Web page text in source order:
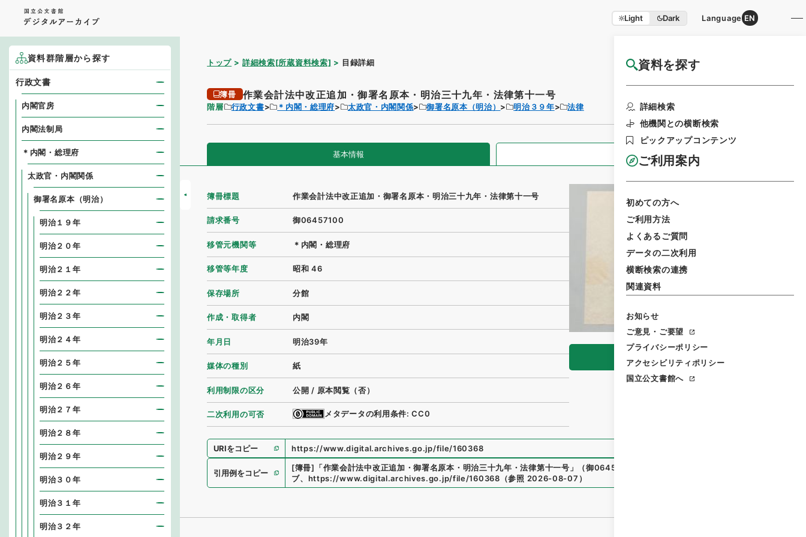
Light Dark Language EN
資料を探す
詳細検索
他機関との横断検索
ピックアップコンテンツ
ご利用案内
初めての方へ
ご利用方法
よくあるご質問
データの二次利用
横断検索の連携
関連資料
お知らせ
ご意見・ご要望
プライバシーポリシー
アクセシビリティポリシー
国立公文書館へ
トップ 詳細検索[所蔵資料検索] 目録詳細 国立公文書館HP利用案内
簿冊 作業会計法中改正追加・御署名原本・明治三十九年・法律第十一号
階層 行政文書 ＊内閣・総理府 太政官・内閣関係 御署名原本（明治） 明治３９年 法律
基本情報 全ての情報
閲覧
簿冊標題 作業会計法中改正追加・御署名原本・明治三十九年・法律第十一号
請求番号 御06457100
移管元機関等 ＊内閣・総理府
移管等年度 昭和 46
保存場所 分館
作成・取得者 内閣
年月日 明治39年
媒体の種別 紙
利用制限の区分 公開 / 原本閲覧（否）
二次利用の可否 メタデータの利用条件: CC0
URIをコピー https://www.digital.archives.go.jp/file/160368
引用例をコピー
[簿冊] 「作業会計法中改正追加・御署名原本・明治三十九年・法律第十一号 」 （御06457100
ブ、 https://www.digital.archives.go.jp/file/160368 （参照 2026-08-07 ）
資料群階層から探す
行政文書
内閣官房
内閣法制局
＊内閣・総理府
太政官・内閣関係
御署名原本（明治）
明治１９年
明治２０年
明治２１年
明治２２年
明治２３年
明治２４年
明治２５年
明治２６年
明治２７年
明治２８年
明治２９年
明治３０年
明治３１年
明治３２年